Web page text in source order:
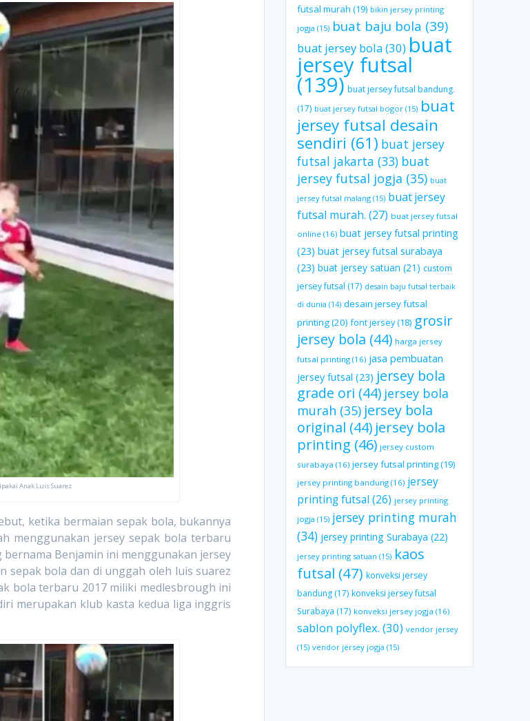
Anak Luis Suarez
ketika bermaian sepak bola, bukannya
menggunakan jersey sepak bola terbaru
Benjamin ini menggunakan jersey
sepak bola dan di unggah oleh luis suarez
bola terbaru 2017 miliki medlesbrough ini
merupakan klub kasta kedua liga inggris
futsal murah (19) bikin jersey printing
jogja (15) buat baju bola (39)
buat jersey bola(30) buat
jersey futsal
(139) buat jersey futsal bandung.
(17) buat jersey futsal bogor (15) buat
jersey futsal desain
sendiri (61) buat jersey
futsal jakarta (33) buat
jersey futsal jogja (35) buat
jersey futsal malang (15) buat jersey
futsal murah. (27) buat jersey futsal
online (16) buat jersey futsal printing
(23) buat jersey futsal surabaya
(23) buat jersey satuan (21) custom
jersey futsal (17) desain baju futsal terbaik
di dunia (14) desain jersey futsal
printing(20) font jersey(18) grosir
jersey bola (44) harga jersey
futsal printing (16) jasa pembuatan
jersey futsal (23) jersey bola
grade ori (44) jersey bola
murah (35) jersey bola
original (44) jersey bola
printing (46) jersey custom
surabaya (16) jersey futsal printing(19)
jersey printing bandung (16) jersey
printing futsal (26) jersey printing
jogja (15) jersey printing murah
(34) jersey printing Surabaya (22)
jersey printing satuan (15) kaos
futsal (47) konveksi jersey
bandung (17) konveksi jersey futsal
Surabaya (17) konveksi jersey jogja (16)
sablon polyflex. (30) vendor jersey
(15) vendor jersey jogja (15)